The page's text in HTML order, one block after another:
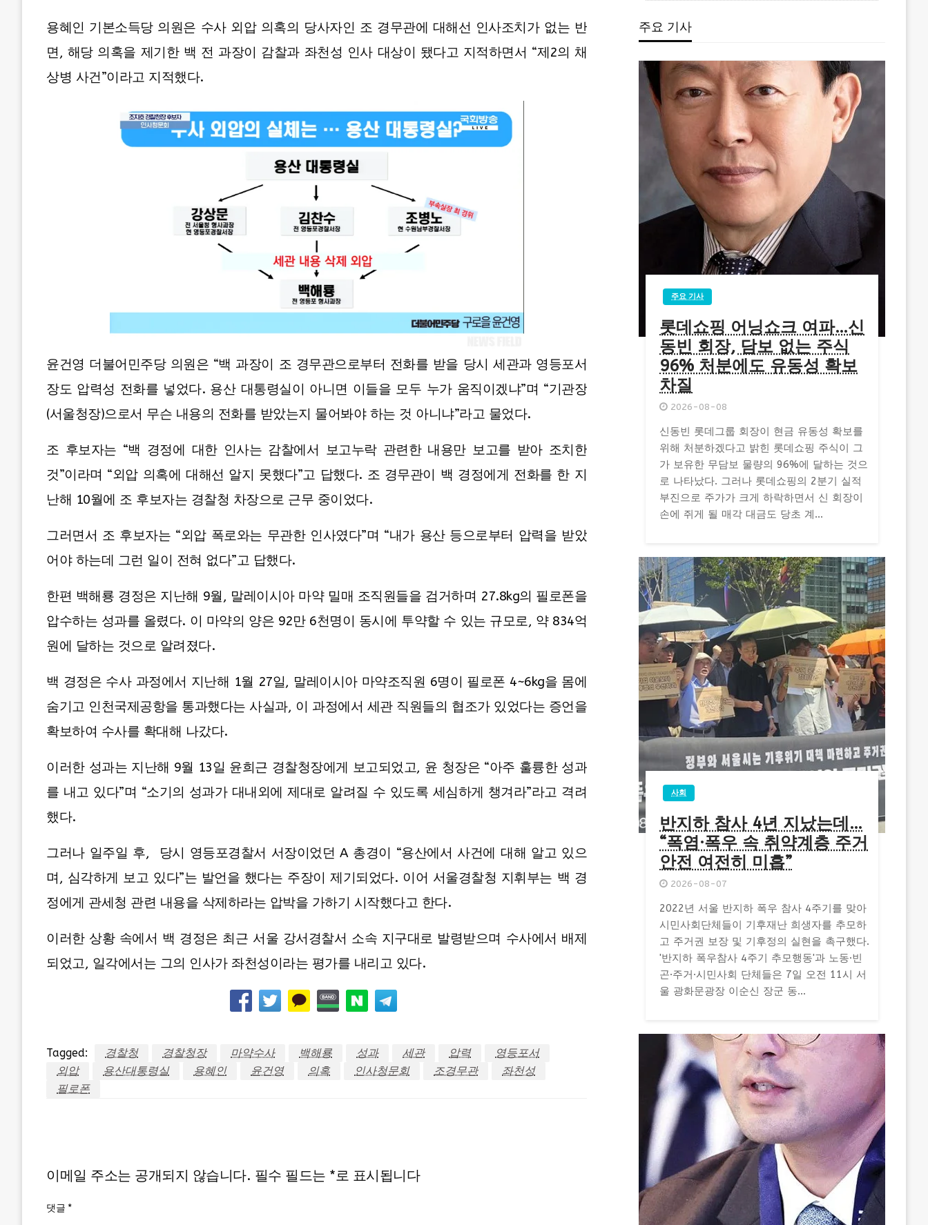
용혜인 기본소득당 의원은 수사 외압 의혹의 당사자인 조 경무관에 대해선 인사조치가 없는 반
면, 해당 의혹을 제기한 백 전 과장이 감찰과 좌천성 인사 대상이 됐다고 지적하면서 “제2의 채
상병 사건”이라고 지적했다.
윤건영 더불어민주당 의원은 “백 과장이 조 경무관으로부터 전화를 받을 당시 세관과 영등포서
장도 압력성 전화를 넣었다. 용산 대통령실이 아니면 이들을 모두 누가 움직이겠냐”며 “기관장
(서울청장)으로서 무슨 내용의 전화를 받았는지 물어봐야 하는 것 아니냐”라고 물었다.
조 후보자는 “백 경정에 대한 인사는 감찰에서 보고누락 관련한 내용만 보고를 받아 조치한
것”이라며 “외압 의혹에 대해선 알지 못했다”고 답했다. 조 경무관이 백 경정에게 전화를 한 지
난해 10월에 조 후보자는 경찰청 차장으로 근무 중이었다.
그러면서 조 후보자는 “외압 폭로와는 무관한 인사였다”며 “내가 용산 등으로부터 압력을 받았
어야 하는데 그런 일이 전혀 없다”고 답했다.
한편 백해룡 경정은 지난해 9월, 말레이시아 마약 밀매 조직원들을 검거하며 27.8kg의 필로폰을
압수하는 성과를 올렸다. 이 마약의 양은 92만 6천명이 동시에 투약할 수 있는 규모로, 약 834억
원에 달하는 것으로 알려졌다.
백 경정은 수사 과정에서 지난해 1월 27일, 말레이시아 마약조직원 6명이 필로폰 4~6kg을 몸에
숨기고 인천국제공항을 통과했다는 사실과, 이 과정에서 세관 직원들의 협조가 있었다는 증언을
확보하여 수사를 확대해 나갔다.
이러한 성과는 지난해 9월 13일 윤희근 경찰청장에게 보고되었고, 윤 청장은 “아주 훌륭한 성과
를 내고 있다”며 “소기의 성과가 대내외에 제대로 알려질 수 있도록 세심하게 챙겨라”라고 격려
했다.
그러나 일주일 후, 당시 영등포경찰서 서장이었던 A 총경이 “용산에서 사건에 대해 알고 있으
며, 심각하게 보고 있다”는 발언을 했다는 주장이 제기되었다. 이어 서울경찰청 지휘부는 백 경
정에게 관세청 관련 내용을 삭제하라는 압박을 가하기 시작했다고 한다.
이러한 상황 속에서 백 경정은 최근 서울 강서경찰서 소속 지구대로 발령받으며 수사에서 배제
되었고, 일각에서는 그의 인사가 좌천성이라는 평가를 내리고 있다.
Tagged: 경찰청 경찰청장 마약수사 백해룡 성과 세관 압력
영등포서
외압
용산대통령실 용혜인 윤건영 의혹 인사청문회 조경무관
좌천성
필로폰
이메일 주소는 공개되지 않습니다. 필수 필드는 *로 표시됩니다
댓글 *
주요 기사
주요 기사
롯데쇼핑 어닝쇼크 여파…신
동빈 회장, 담보 없는 주식
96% 처분에도 유동성 확보
차질
2026-08-08
신동빈 롯데그룹 회장이 현금 유동성 확보를
위해 처분하겠다고 밝힌 롯데쇼핑 주식이 그
가 보유한 무담보 물량의 96%에 달하는 것으
로 나타났다. 그러나 롯데쇼핑의 2분기 실적
부진으로 주가가 크게 하락하면서 신 회장이
손에 쥐게 될 매각 대금도 당초 계...
사회
반지하 참사 4년 지났는데…
“폭염·폭우 속 취약계층 주거
안전 여전히 미흡”
2026-08-07
2022년 서울 반지하 폭우 참사 4주기를 맞아
시민사회단체들이 기후재난 희생자를 추모하
고 주거권 보장 및 기후정의 실현을 촉구했다.
'반지하 폭우참사 4주기 추모행동'과 노동·빈
곤·주거·시민사회 단체들은 7일 오전 11시 서
울 광화문광장 이순신 장군 동...